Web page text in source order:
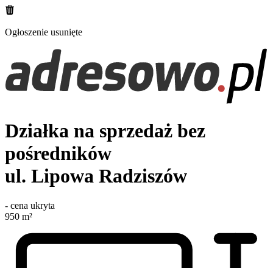
Ogłoszenie usunięte
Działka na sprzedaż bez
pośredników
ul. Lipowa Radziszów
- cena ukryta
950 m²